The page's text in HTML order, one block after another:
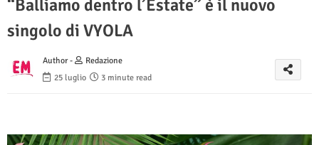
“Balliamo dentro l’Estate” è il nuovo
singolo di VYOLA
Author -
Redazione
25 luglio
3 minute read